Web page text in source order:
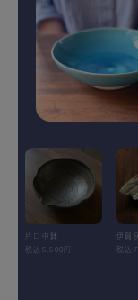
片口中鉢
税込5,500円
伊賀
税込